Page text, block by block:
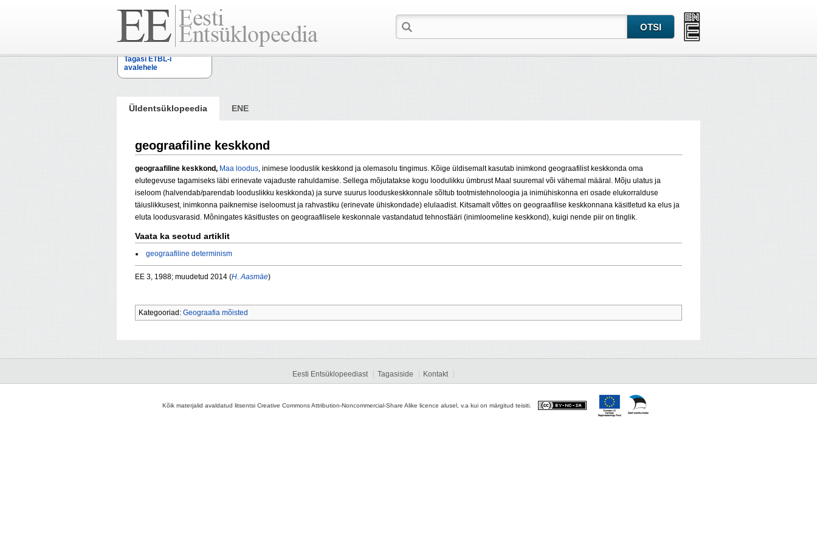
Tagasi ETBL-i
avalehele
Üldentsüklopeedia ENE
geograafiline keskkond
geograafiline keskkond, Maa loodus, inimese looduslik keskkond ja olemasolu tingimus. Kõige üldisemalt kasutab inimkond geograafilist keskkonda oma
elutegevuse tagamiseks läbi erinevate vajaduste rahuldamise. Sellega mõjutatakse kogu loodulikku ümbrust Maal suuremal või vähemal määral. Mõju ulatus ja
iseloom (halvendab/parendab looduslikku keskkonda) ja surve suurus looduskeskkonnale sõltub tootmistehnoloogia ja inimühiskonna eri osade elukorralduse
täiuslikkusest, inimkonna paiknemise iseloomust ja rahvastiku (erinevate ühiskondade) elulaadist. Kitsamalt võttes on geograafilise keskkonnana käsitletud ka elus ja
eluta loodusvarasid. Mõningates käsitlustes on geograafilisele keskonnale vastandatud tehnosfääri (inimloomeline keskkond), kuigi nende piir on tinglik.
Vaata ka seotud artiklit
geograafiline determinism
EE 3, 1988; muudetud 2014 (H. Aasmäe)
Kategooriad: Geograafia mõisted
Eesti Entsüklopeediast Tagasiside Kontakt
Kõik materjalid avaldatud litsentsi Creative Commons Attribution-Noncommercial-Share Alike licence alusel, v.a kui on märgitud teisiti.